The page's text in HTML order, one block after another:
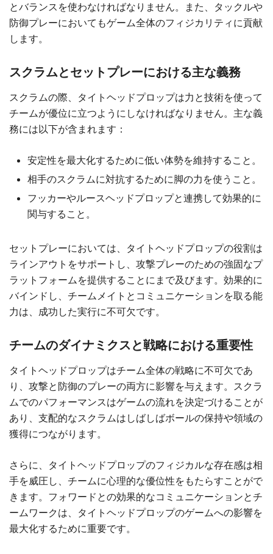
とバランスを使わなければなりません。また、タックルや
防御プレーにおいてもゲーム全体のフィジカリティに貢献
します。
スクラムとセットプレーにおける主な義務
スクラムの際、タイトヘッドプロップは力と技術を使って
チームが優位に立つようにしなければなりません。主な義
務には以下が含まれます：
安定性を最大化するために低い体勢を維持すること。
相手のスクラムに対抗するために脚の力を使うこと。
フッカーやルースヘッドプロップと連携して効果的に
関与すること。
セットプレーにおいては、タイトヘッドプロップの役割は
ラインアウトをサポートし、攻撃プレーのための強固なプ
ラットフォームを提供することにまで及びます。効果的に
バインドし、チームメイトとコミュニケーションを取る能
力は、成功した実行に不可欠です。
チームのダイナミクスと戦略における重要性
タイトヘッドプロップはチーム全体の戦略に不可欠であ
り、攻撃と防御のプレーの両方に影響を与えます。スクラ
ムでのパフォーマンスはゲームの流れを決定づけることが
あり、支配的なスクラムはしばしばボールの保持や領域の
獲得につながります。
さらに、タイトヘッドプロップのフィジカルな存在感は相
手を威圧し、チームに心理的な優位性をもたらすことがで
きます。フォワードとの効果的なコミュニケーションとチ
ームワークは、タイトヘッドプロップのゲームへの影響を
最大化するために重要です。